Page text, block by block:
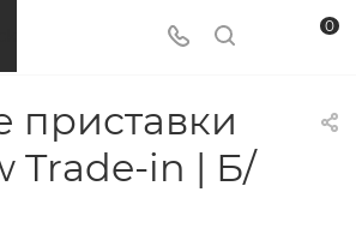
0
приставки
Trade-in | Б/